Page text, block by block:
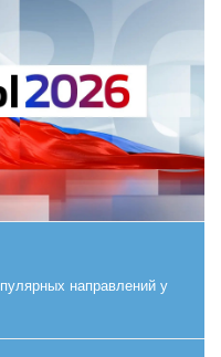
направлений у